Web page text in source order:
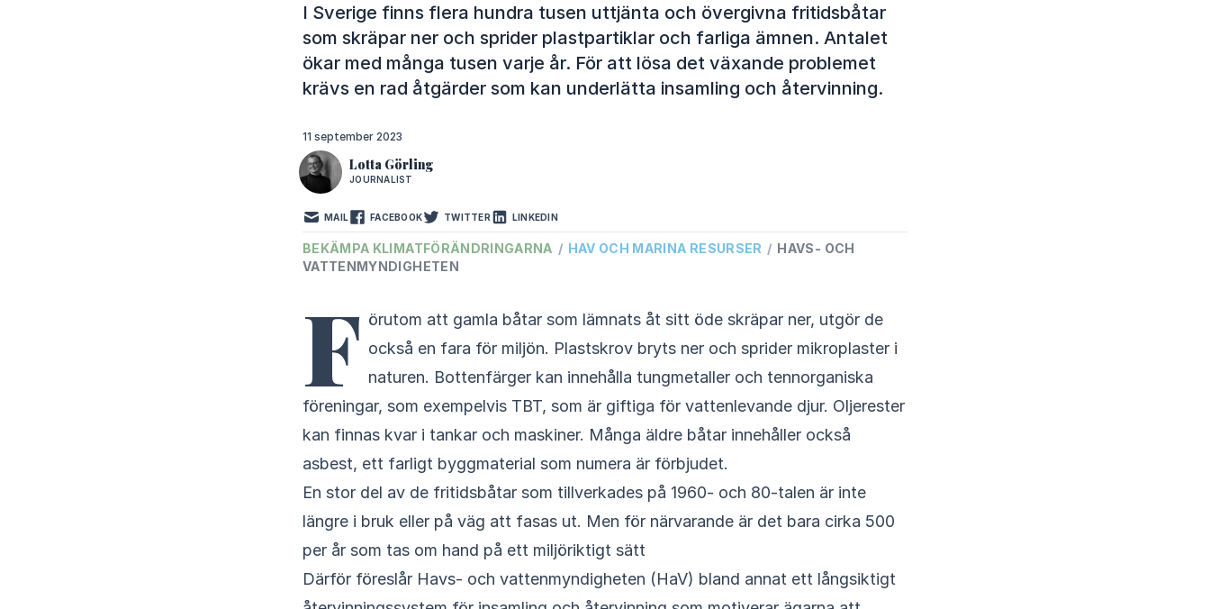
I Sverige finns flera hundra tusen uttjänta och övergivna fritidsbåtar
som skräpar ner och sprider plastpartiklar och farliga ämnen. Antalet
ökar med många tusen varje år. För att lösa det växande problemet
krävs en rad åtgärder som kan underlätta insamling och återvinning.
11 september 2023
Lotta Görling
JOURNALIST
MAIL FACEBOOK TWITTER LINKEDIN
BEKÄMPA KLIMATFÖRÄNDRINGARNA / HAV OCH MARINA RESURSER / HAVS- OCH
VATTENMYNDIGHETEN
F örutom att gamla båtar som lämnats åt sitt öde skräpar ner, utgör de
också en fara för miljön. Plastskrov bryts ner och sprider mikroplaster i
naturen. Bottenfärger kan innehålla tungmetaller och tennorganiska
föreningar, som exempelvis TBT, som är giftiga för vattenlevande djur. Oljerester
kan finnas kvar i tankar och maskiner. Många äldre båtar innehåller också
asbest, ett farligt byggmaterial som numera är förbjudet.
En stor del av de fritidsbåtar som tillverkades på 1960- och 80-talen är inte
längre i bruk eller på väg att fasas ut. Men för närvarande är det bara cirka 500
per år som tas om hand på ett miljöriktigt sätt
Därför föreslår Havs- och vattenmyndigheten (HaV) bland annat ett långsiktigt